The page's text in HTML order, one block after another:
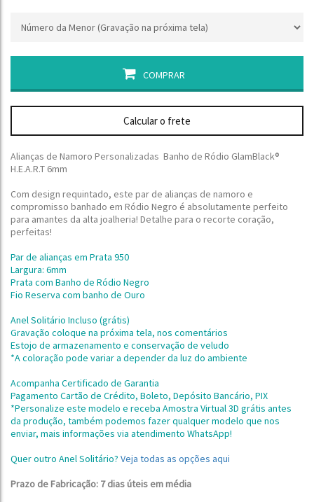
COMPRAR
Calcular o frete
Alianças de Namoro Personalizadas Banho de Ródio GlamBlack®
H.E.A.R.T 6mm
Com design requintado, este par de alianças de namoro e
compromisso banhado em Ródio Negro é absolutamente perfeito
para amantes da alta joalheria! Detalhe para o recorte coração,
perfeitas!
Par de alianças em Prata 950
Largura: 6mm
Prata com Banho de Ródio Negro
Fio Reserva com banho de Ouro
Anel Solitário Incluso (grátis)
Gravação coloque na próxima tela, nos comentários
Estojo de armazenamento e conservação de veludo
*A coloração pode variar a depender da luz do ambiente
Acompanha Certificado de Garantia
Pagamento Cartão de Crédito, Boleto, Depósito Bancário, PIX
*Personalize este modelo e receba Amostra Virtual 3D grátis antes
da produção, também podemos fazer qualquer modelo que nos
enviar, mais informações via atendimento WhatsApp!
Quer outro Anel Solitário? Veja todas as opções aqui
Prazo de Fabricação: 7 dias úteis em média